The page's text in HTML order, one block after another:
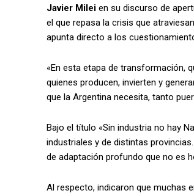
Javier Milei en su discurso de
el que repasa la crisis que
apunta directo a los
«En esta etapa de transformación,
quienes producen, invierten y
que la Argentina necesita, tanto
Bajo el título «Sin industria no hay
industriales y de distintas
de adaptación profundo que no es
Al respecto, indicaron que muchas